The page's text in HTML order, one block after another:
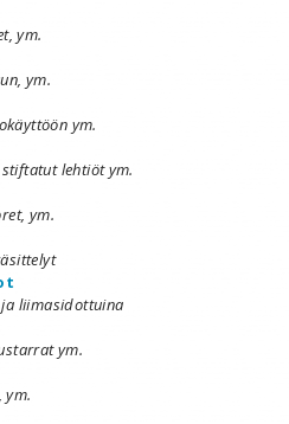
ym.
ym.
ym.
lehtiöt ym.
ym.
liimasidottuina
ym.
ym.